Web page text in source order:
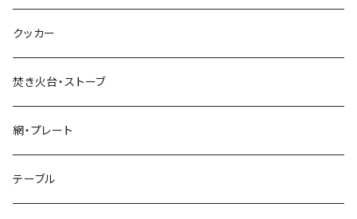
ネイルペグ
V字型
Y字型
シングルマグ
シェラカップ
ダブルウォールカップ
リッド（蓋）
クッカー
焚き火台・ストーブ
網・プレート
テーブル